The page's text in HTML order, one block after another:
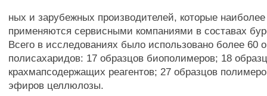
ных и зарубежных производителей, которые наиболее
применяются сервисными компаниями в составах
Всего в исследованиях было использовано более 60
полисахаридов: 17 образцов биополимеров; 18
крахмапсодержащих реагентов; 27 образцов
эфиров целлюлозы.